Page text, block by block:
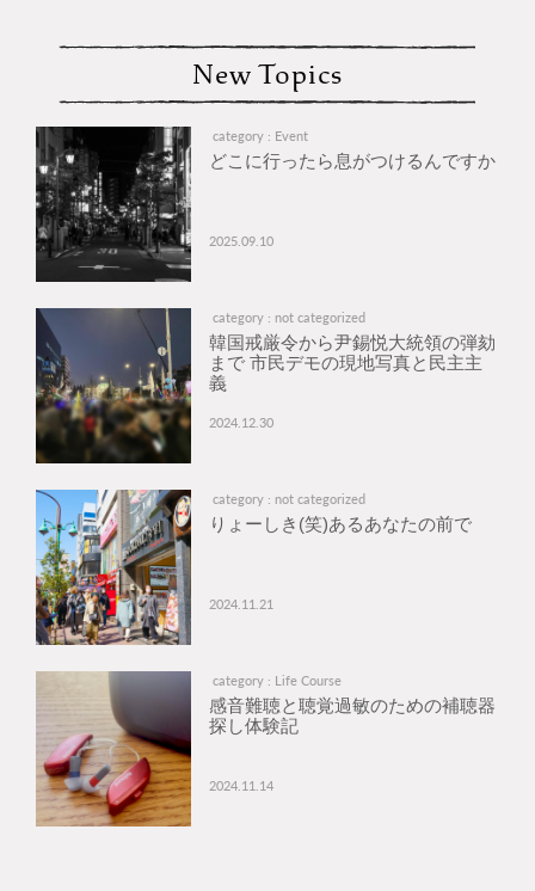
New Topics
category : Event
どこに行ったら息がつけるんですか
2025.09.10
category : not categorized
韓国戒厳令から尹錫悦大統領の弾劾
まで 市民デモの現地写真と民主主
義
2024.12.30
category : not categorized
りょーしき(笑)あるあなたの前で
2024.11.21
category : Life Course
感音難聴と聴覚過敏のための補聴器
探し体験記
2024.11.14